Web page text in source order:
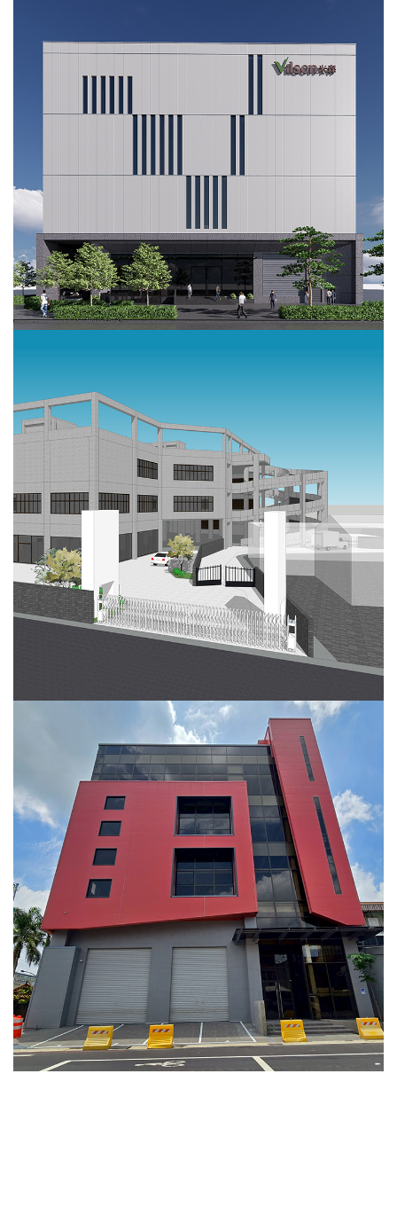
青荷國際廠房新建工程
慶達汽車合慶廠房新建工程
在建工程 汽車廠房
昇銳電子八德智慧科技園區廠房新建
工程
在建工程 辦公廠房